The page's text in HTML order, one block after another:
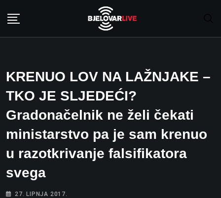
KRENUO LOV NA LAŽNJAKE –
TKO JE SLJEDEĆI?
Gradonačelnik ne želi čekati
ministarstvo pa je sam krenuo
u razotkrivanje falsifikatora
svega
27. LIPNJA 2017.